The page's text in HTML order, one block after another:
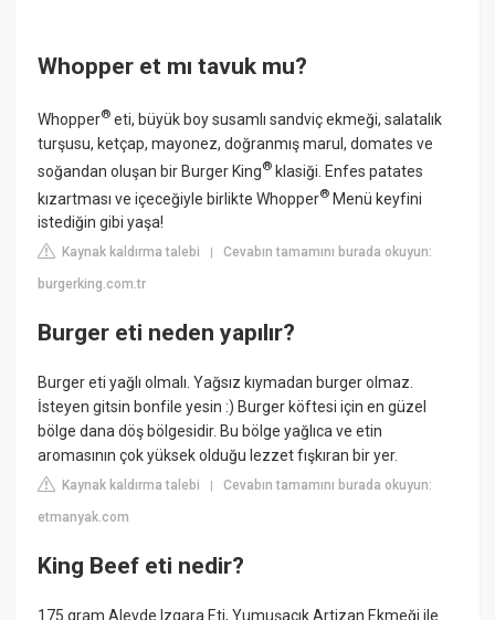
Whopper et mı tavuk mu?
Whopper® eti, büyük boy susamlı sandviç ekmeği, salatalık
turşusu, ketçap, mayonez, doğranmış marul, domates ve
soğandan oluşan bir Burger King® klasiği. Enfes patates
kızartması ve içeceğiyle birlikte Whopper® Menü keyfini
istediğin gibi yaşa!
Kaynak kaldırma talebi |Cevabın tamamını burada okuyun:
burgerking.com.tr
Burger eti neden yapılır?
Burger eti yağlı olmalı. Yağsız kıymadan burger olmaz.
İsteyen gitsin bonfile yesin :) Burger köftesi için en güzel
bölge dana döş bölgesidir. Bu bölge yağlıca ve etin
aromasının çok yüksek olduğu lezzet fışkıran bir yer.
Kaynak kaldırma talebi |Cevabın tamamını burada okuyun:
etmanyak.com
King Beef eti nedir?
175 gram Alevde Izgara Eti, Yumuşacık Artizan Ekmeği ile